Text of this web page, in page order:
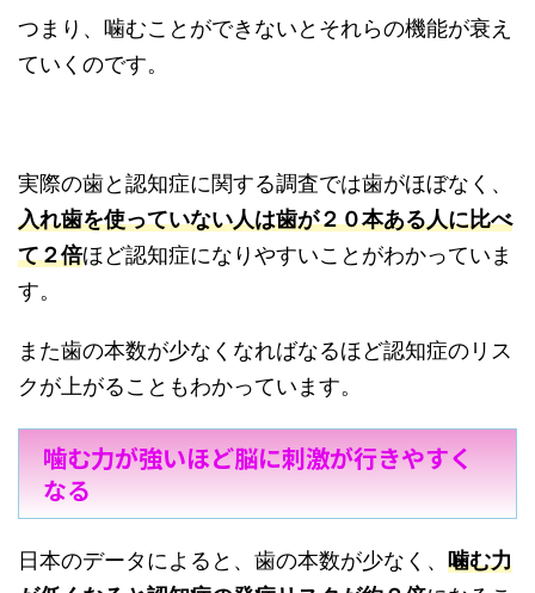
つまり、噛むことができないとそれらの機能が衰え
ていくのです。
実際の歯と認知症に関する調査では歯がほぼなく、
入れ歯を使っていない人は歯が２０本ある人に比べ
て２倍ほど認知症になりやすいことがわかっていま
す。
また歯の本数が少なくなればなるほど認知症のリス
クが上がることもわかっています。
噛む力が強いほど脳に刺激が行きやすく
なる
日本のデータによると、歯の本数が少なく、 噛む力